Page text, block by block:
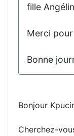
fille
Merci
Bonne
Bonjour
Cherchez-